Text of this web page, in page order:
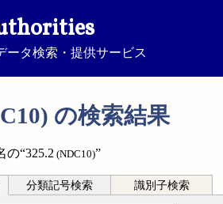
ータ検索・提供サービス
の検索結果
の“325.2 (NDC10)”
分類記号検索 識別子検索